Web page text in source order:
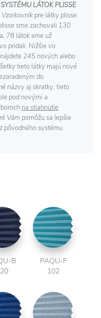
LÁTOK PLISSE
pre látky plisse
sme zachovali 130
78 látok sme už
pridali. Nižšie vo
245 nových alebo
tieto látky majú nové
do
názvy aj skratky, tieto
pod novými a
na stiahnutie
Vám pomôžu sa lepšie
pôvodného systému
B
PAQU-F
102